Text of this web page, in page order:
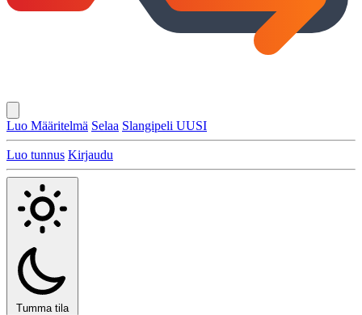
Luo Määritelmä Selaa Slangipeli UUSI
Luo tunnus Kirjaudu
Tumma tila